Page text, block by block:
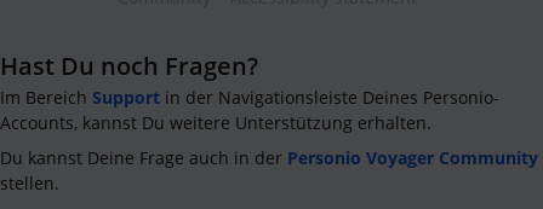
Hast Du noch Fragen?
Im Bereich Support in der Navigationsleiste Deines Personio-
Accounts, kannst Du weitere Unterstützung erhalten.
Du kannst Deine Frage auch in der Personio Voyager Community
stellen.